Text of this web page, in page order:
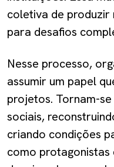
coletiva de
para desafios
Nesse processo,
assumir um papel
projetos. Tornam-
sociais,
criando condições
como